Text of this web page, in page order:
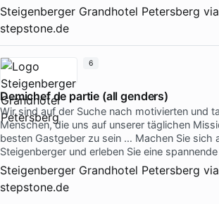
Steigenberger Grandhotel Petersberg via
stepstone.de
Demichef de partie (all genders)
Wir sind auf der Suche nach motivierten und
Menschen, die uns auf unserer täglichen
besten Gastgeber zu sein … Machen Sie sich
Steigenberger und erleben Sie eine
Steigenberger Grandhotel Petersberg via
stepstone.de
6